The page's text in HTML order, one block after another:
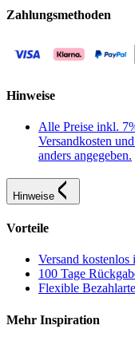
Zahlungsmethoden
Hinweise
Alle Preise inkl.
Versandkosten
anders angegeben.
Hinweise
Vorteile
Versand kostenlos
100 Tage
Flexible
Mehr Inspiration